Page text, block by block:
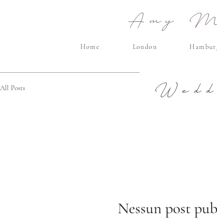
Amy
Home London
All Posts
Nessun post